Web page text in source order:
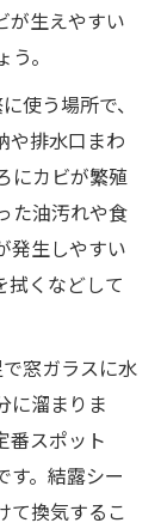
が生えやすい
。
使う場所で、
や排水口まわ
にカビが繁殖
た油汚れや食
発生しやすい
拭くなどして
窓ガラスに水
に溜まりま
番スポット
す。結露シー
て換気するこ